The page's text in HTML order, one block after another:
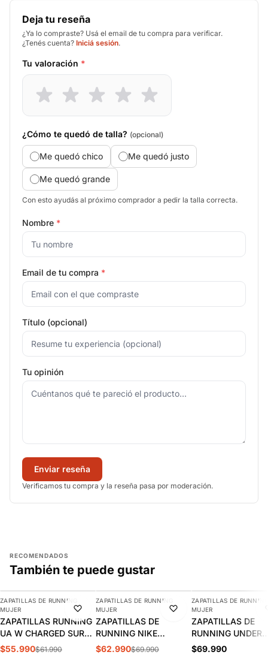
Deja tu reseña
¿Ya lo compraste? Usá el email de tu compra para verificar.
¿Tenés cuenta? Iniciá sesión.
Tu valoración *
¿Cómo te quedó de talla? (opcional)
Me quedó chico Me quedó justo
Me quedó grande
Con esto ayudás al próximo comprador a pedir la talla correcta.
Nombre *
Email de tu compra *
Título (opcional)
Tu opinión
Enviar reseña
Verificamos tu compra y la reseña pasa por moderación.
RECOMENDADOS
También te puede gustar
-10%
AGREGAR
ZAPATILLAS DE RUNNING
MUJER
ZAPATILLAS RUNNING
UA W CHARGED SURGE
MUJER 3027007-672
$55.990$61.990
-10%
AGREGAR
ZAPATILLAS DE RUNNING
MUJER
ZAPATILLAS DE
RUNNING NIKE
REVOLUTION 8 MUJER
$62.990$69.990
NUEVO
ZAPATILLAS DE
MUJER
ZAPATILLAS DE
RUNNING UNDER
ARMOUR
$69.990